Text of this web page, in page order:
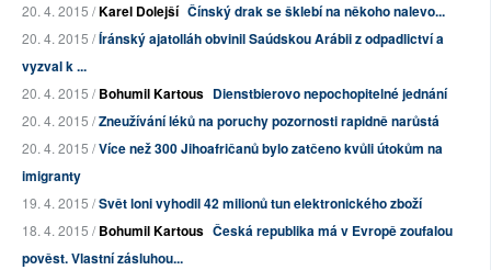
20. 4. 2015 /Karel Dolejší Čínský drak se šklebí na někoho nalevo...
20. 4. 2015 /Íránský ajatolláh obvinil Saúdskou Arábii z odpadlictví a
vyzval k ...
20. 4. 2015 /Bohumil Kartous Dienstbierovo nepochopitelné jednání
20. 4. 2015 /Zneužívání léků na poruchy pozornosti rapidně narůstá
20. 4. 2015 /Více než 300 Jihoafričanů bylo zatčeno kvůli útokům na
imigranty
19. 4. 2015 /Svět loni vyhodil 42 milionů tun elektronického zboží
18. 4. 2015 /Bohumil Kartous Česká republika má v Evropě zoufalou
pověst. Vlastní zásluhou...